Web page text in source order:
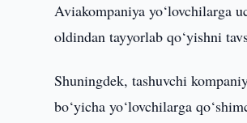
Aviakompaniya yo‘lovchilarga
oldindan tayyorlab qo‘yishni
Shuningdek, tashuvchi
bo‘yicha yo‘lovchilarga